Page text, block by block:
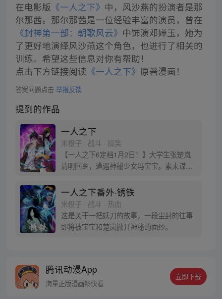
在电影版 《一人之下》 中，风沙燕的扮演者是那
尔那茜。那尔那茜是一位经验丰富的演员，曾在
《封神第一部：朝歌风云》 中饰演邓婵玉，她为
了更好地演绎风沙燕这个角色，也进行了相关的
训练。希望这些信息对你有帮助！
点击下方链接阅读 《一人之下》 原著漫画！
答案问题点击 举报反馈
提到的作品
一人之下
米橙子 · 战斗 · 搞笑
【一人之下6定档1月2日！】大学生张楚岚
清明回乡，遭遇神秘少女冯宝宝。素未谋面
自己打工的快递公司。为了帮冯宝宝寻找她
的身世，也为了查清自己与爷爷身上的秘
密，张楚岚的生活被彻底颠覆，与冯宝宝一
同踏上“异人”之旅。
一人之下番外·锈铁
米橙子 · 战斗 · 热血
这是关于一把妖刀的故事，一段尘封的往事
即将被宝宝和楚岚掀开神秘的面纱。
腾讯动漫App
海量正版漫画畅快看
立即下载